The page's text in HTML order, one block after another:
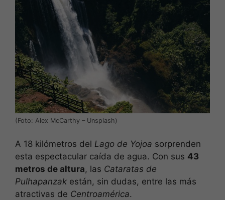
(Foto: Alex McCarthy – Unsplash)
A 18 kilómetros del Lago de Yojoa sorprenden
esta espectacular caída de agua. Con sus 43
metros de altura, las Cataratas de
Pulhapanzak están, sin dudas, entre las más
atractivas de Centroamérica.